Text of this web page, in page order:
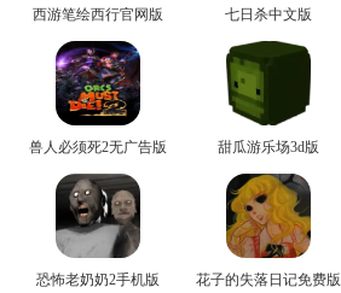
西游笔绘西行官网版 七日杀中文版
兽人必须死2无广告版 甜瓜游乐场3d版
恐怖老奶奶2手机版 花子的失落日记免费版